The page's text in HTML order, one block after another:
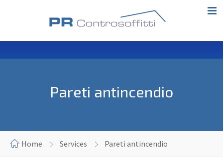
Pareti antincendio
Home Services Pareti antincendio